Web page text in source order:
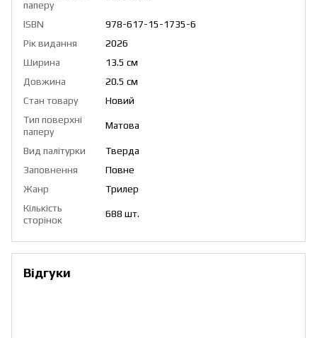
паперу
ISBN
978-617-15-1735-6
Рік видання
2026
Ширина
13.5 см
Довжина
20.5 см
Стан товару
Новий
Тип поверхні
паперу
Матова
Вид палітурки
Тверда
Заповнення
Повне
Жанр
Трилер
Кількість
сторінок
688 шт.
Відгуки